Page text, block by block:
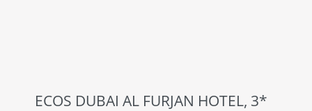
ECOS DUBAI AL FURJAN HOTEL, 3*